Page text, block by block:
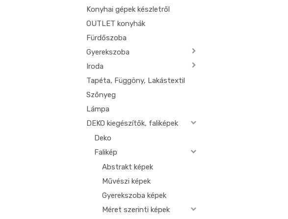
Konyhai gépek készletről
OUTLET konyhák
Fürdőszoba
Gyerekszoba
Iroda
Tapéta, Függöny, Lakástextil
Szőnyeg
Lámpa
DEKO kiegészítők, faliképek
Deko
Falikép
Abstrakt képek
Művészi képek
Gyerekszoba képek
Méret szerinti képek